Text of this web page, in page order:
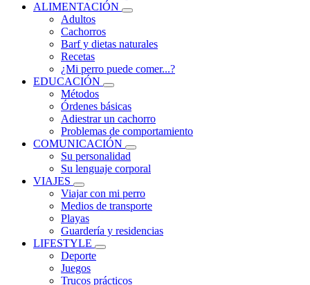
ALIMENTACIÓN
Adultos
Cachorros
Barf y dietas naturales
Recetas
¿Mi perro puede comer...?
EDUCACIÓN
Métodos
Órdenes básicas
Adiestrar un cachorro
Problemas de comportamiento
COMUNICACIÓN
Su personalidad
Su lenguaje corporal
VIAJES
Viajar con mi perro
Medios de transporte
Playas
Guardería y residencias
LIFESTYLE
Deporte
Juegos
Trucos prácticos